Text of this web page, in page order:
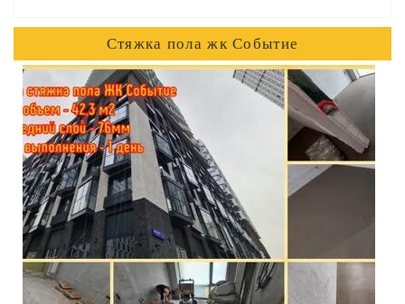
Стяжка пола жк Событие
ПОДРОБНЕЕ